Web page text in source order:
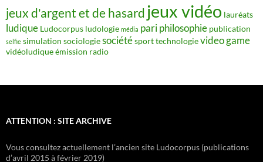
jeux d'argent et de hasard jeux vidéo lauréats
ludique Ludocorpus ludologie média pariphilosophie publication
selfie simulation sociologiesociétésporttechnologievideo game
vidéoludiqueémission radio
ATTENTION : SITE ARCHIVE
Vous consultez actuellement l’ancien site Ludocorpus (publications
d’avril 2015 à février 2019)